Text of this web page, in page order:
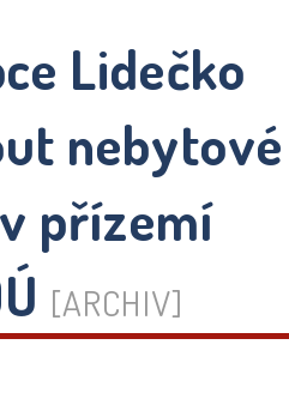
Lidečko
nebytové
přízemí
[ARCHIV]